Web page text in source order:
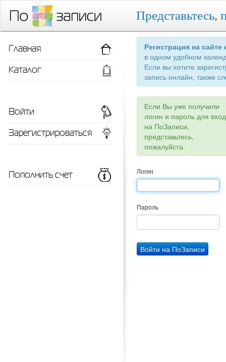
Представьтесь,
Регистрация на
в одном удобном
Если вы хотите
запись онлайн, также
Если Вы уже получили
логин и пароль для
на ПоЗаписи,
представьтесь,
пожалуйста.
Логин
Пароль
Главная
Каталог
Войти
Зарегистрироваться
Пополнить счет